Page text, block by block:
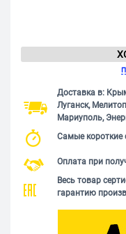
Доставка в:
Луганск,
Мариуполь,
Самые короткие
Оплата при
Весь товар
гарантию